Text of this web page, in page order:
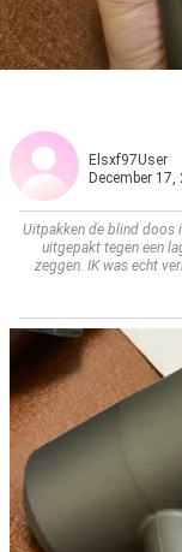
Elsxf97User
December 17,
Uitpakken de blind doos
uitgepakt tegen een
zeggen. IK was echt